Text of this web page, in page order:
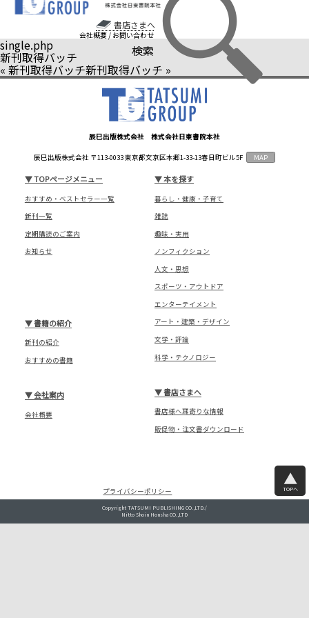
書店さまへ
会社概要 / お問い合わせ
検索
single.php
新刊取得バッチ
« 新刊取得バッチ新刊取得バッチ »
辰巳出版株式会社 株式会社日東書院本社
辰巳出版株式会社 〒113-0033 東京都文京区本郷1-33-13春日町ビル5F MAP
▼TOPページメニュー
おすすめ・ベストセラー一覧
新刊一覧
定期購読のご案内
お知らせ
▼本を探す
暮らし・健康・子育て
雑誌
趣味・実用
ノンフィクション
人文・思想
スポーツ・アウトドア
エンターテイメント
アート・建築・デザイン
文学・評論
科学・テクノロジー
▼書籍の紹介
新刊の紹介
おすすめの書籍
▼書店さまへ
書店様へ耳寄りな情報
販促物・注文書ダウンロード
▼会社案内
会社概要
プライバシーポリシー TOPへ
Copyright TATSUMI PUBLISHING CO.,LTD./
Nitto Shoin Honsha CO.,LTD